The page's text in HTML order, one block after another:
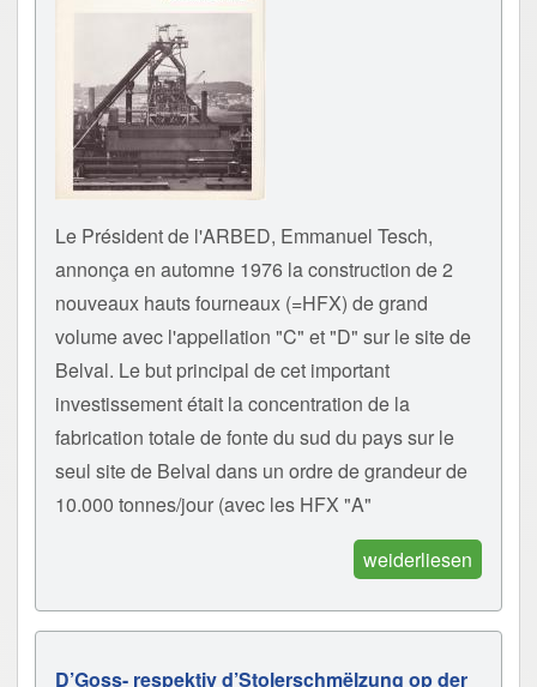
Le Président de l'ARBED, Emmanuel Tesch,
annonça en automne 1976 la construction de 2
nouveaux hauts fourneaux (=HFX) de grand
volume avec l'appellation "C" et "D" sur le site de
Belval. Le but principal de cet important
investissement était la concentration de la
fabrication totale de fonte du sud du pays sur le
seul site de Belval dans un ordre de grandeur de
10.000 tonnes/jour (avec les HFX "A"
weiderliesen
D’Goss- respektiv d’Stolerschmëlzung op der